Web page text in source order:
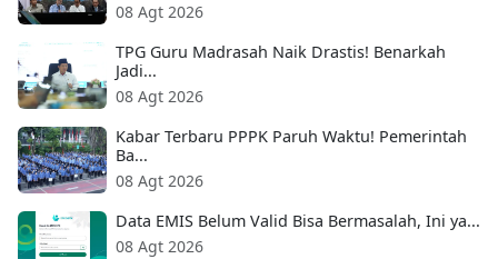
08 Agt 2026
TPG Guru Madrasah Naik Drastis! Benarkah
Jadi...
08 Agt 2026
Kabar Terbaru PPPK Paruh Waktu! Pemerintah
Ba...
08 Agt 2026
Data EMIS Belum Valid Bisa Bermasalah, Ini ya...
08 Agt 2026